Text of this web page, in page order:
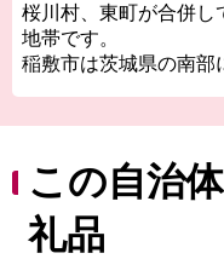
桜川村、東町が合併し
地帯です。
稲敷市は茨城県の南部
上しています。
稲敷市を離れて、頑
親しみや共感を持っ
市の返礼品に興味をお
この自治
礼品